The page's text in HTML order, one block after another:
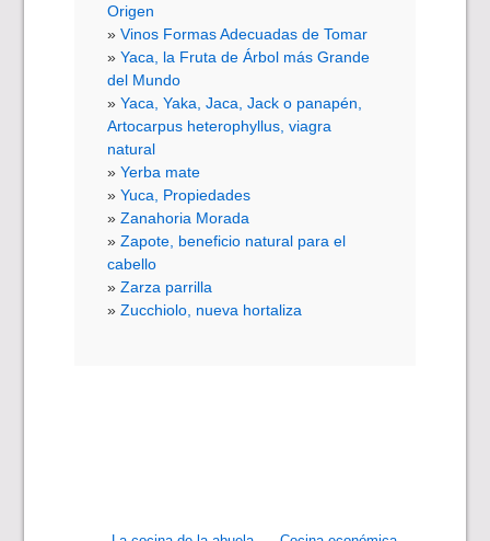
Origen
Vinos Formas Adecuadas de Tomar
Yaca, la Fruta de Árbol más Grande
del Mundo
Yaca, Yaka, Jaca, Jack o panapén,
Artocarpus heterophyllus, viagra
natural
Yerba mate
Yuca, Propiedades
Zanahoria Morada
Zapote, beneficio natural para el
cabello
Zarza parrilla
Zucchiolo, nueva hortaliza